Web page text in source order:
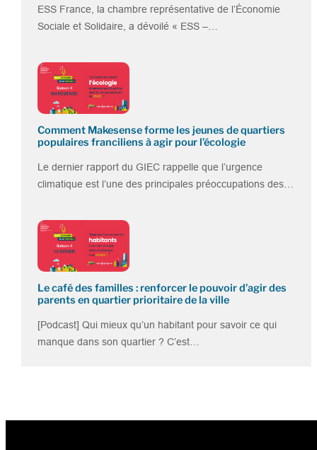
ESS France, la chambre représentative de l’Économie
Sociale et Solidaire, a dévoilé « ESS –…
Comment Makesense forme les jeunes de quartiers
populaires franciliens à agir pour l’écologie
Le dernier rapport du GIEC rappelle que l’urgence
climatique est l’une des principales préoccupations des…
Le café des familles : renforcer le pouvoir d’agir des
parents en quartier prioritaire de la ville
[Podcast] Qui mieux qu’un habitant pour savoir ce qui
manque dans son quartier ? C’est…